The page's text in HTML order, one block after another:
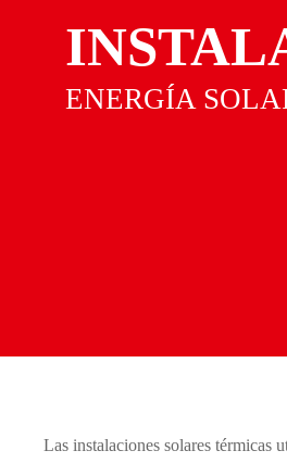
ENERGÍA
Las instalaciones solares térmicas